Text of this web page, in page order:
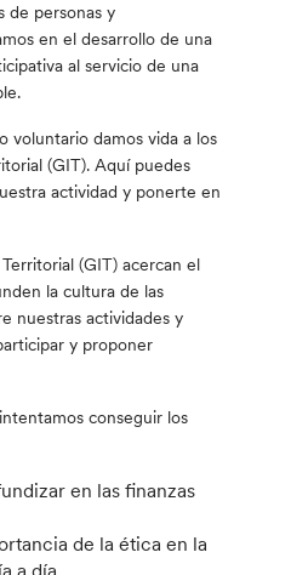
de personas y
en el desarrollo de una
al servicio de una
voluntario damos vida a los
(GIT). Aquí puedes
actividad y ponerte en
(GIT) acercan el
la cultura de las
nuestras actividades y
y proponer
conseguir los
en las finanzas
de la ética en la
a día.